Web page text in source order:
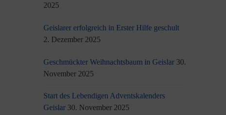
2025
Geislarer erfolgreich in Erster Hilfe geschult
2. Dezember 2025
Geschmückter Weihnachtsbaum in Geislar 30.
November 2025
Start des Lebendigen Adventskalenders
Geislar 30. November 2025